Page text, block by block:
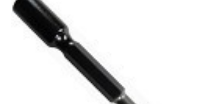
ブルへのダメージでも、耐圧試験中に不具合が生じて、そ...